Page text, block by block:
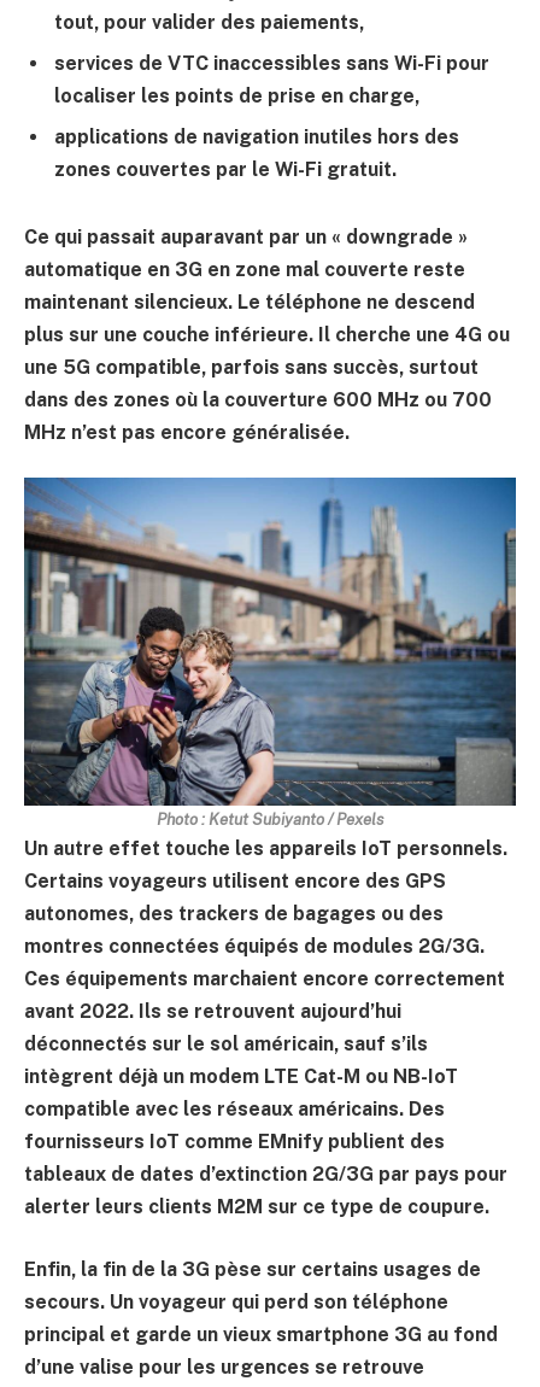
tout, pour valider des paiements,
services de VTC inaccessibles sans Wi-Fi pour
localiser les points de prise en charge,
applications de navigation inutiles hors des
zones couvertes par le Wi-Fi gratuit.
Ce qui passait auparavant par un « downgrade »
automatique en 3G en zone mal couverte reste
maintenant silencieux. Le téléphone ne descend
plus sur une couche inférieure. Il cherche une 4G ou
une 5G compatible, parfois sans succès, surtout
dans des zones où la couverture 600 MHz ou 700
MHz n’est pas encore généralisée.
Photo : Ketut Subiyanto / Pexels
Un autre effet touche les appareils IoT personnels.
Certains voyageurs utilisent encore des GPS
autonomes, des trackers de bagages ou des
montres connectées équipés de modules 2G/3G.
Ces équipements marchaient encore correctement
avant 2022. Ils se retrouvent aujourd’hui
déconnectés sur le sol américain, sauf s’ils
intègrent déjà un modem LTE Cat-M ou NB-IoT
compatible avec les réseaux américains. Des
fournisseurs IoT comme EMnify publient des
tableaux de dates d’extinction 2G/3G par pays pour
alerter leurs clients M2M sur ce type de coupure.
Enfin, la fin de la 3G pèse sur certains usages de
secours. Un voyageur qui perd son téléphone
principal et garde un vieux smartphone 3G au fond
d’une valise pour les urgences se retrouve